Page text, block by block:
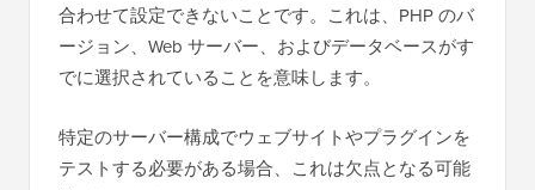
合わせて設定できないことです。これは、PHP のバ
ージョン、Web サーバー、およびデータベースがす
でに選択されていることを意味します。
特定のサーバー構成でウェブサイトやプラグインを
テストする必要がある場合、これは欠点となる可能